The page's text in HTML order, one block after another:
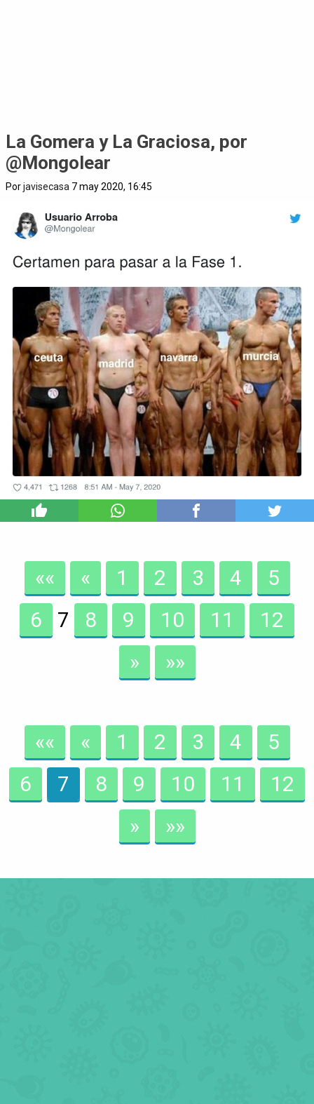
La Gomera y La Graciosa, por
@Mongolear
Porjavisecasa 7 may 2020, 16:45
«« « 1 2 3 4
5
6
7 8 9 10 11
12
»
»»
«« « 1 2 3 4
5
6
7 8 9 10 11
12
»
»»